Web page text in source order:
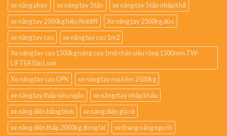
xe nâng phuy
xe nâng tay 3 tấn
xe nâng tay 5 tấn nhập khẩ
xe nâng tay 2500kg hiệu Noblift
Xe nâng tay 2500kg đức
xe nâng tay cao
xe nâng tay cao 1m2
Xe nâng tay cao 1500kg nâng cao 1m6 chân siêu rộng 1500mm TW-
LIFTER Đài Loan
Xe nâng tay cao OPK
xe nâng tay mạ kẽm 2500kg
xe nâng tay thấp siêu ngắn
xe nâng ttay nhập khẩu
xe nâng điện bằng bình
xe nâng điện giá rẻ
xe nâng điện thấp 2000kg đứng lái
xe thang nâng người